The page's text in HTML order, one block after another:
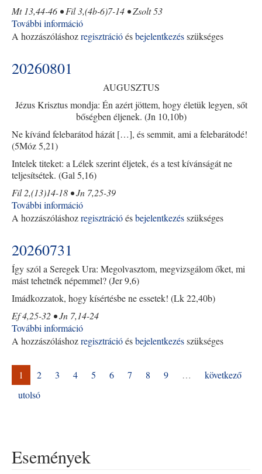
Mt 13,44-46 • Fil 3,(4b-6)7-14 • Zsolt 53
További információ
tartalommal
A hozzászóláshozregisztrációésbejelentkezésszükséges
20260801
AUGUSZTUS
Jézus Krisztus mondja: Én azért jöttem, hogy életük legyen, sőt
bőségben éljenek. (Jn 10,10b)
Ne kívánd felebarátod házát […], és semmit, ami a felebarátodé!
(5Móz 5,21)
Intelek titeket: a Lélek szerint éljetek, és a test kívánságát ne
teljesítsétek. (Gal 5,16)
Fil 2,(13)14-18 • Jn 7,25-39
További információ
tartalommal
A hozzászóláshozregisztrációésbejelentkezésszükséges
20260731
Így szól a Seregek Ura: Megolvasztom, megvizsgálom őket, mi
mást tehetnék népemmel? (Jer 9,6)
Imádkozzatok, hogy kísértésbe ne essetek! (Lk 22,40b)
Ef 4,25-32 • Jn 7,14-24
További információ
tartalommal
A hozzászóláshozregisztrációésbejelentkezésszükséges
1 2 3 4 5 6 7 8 9 …
következő
utolsó
Események